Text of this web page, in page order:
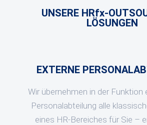
UNSERE HRfx-
LÖSUNGEN
EXTERNE
Wir übernehmen in der Funktion
Personalabteilung alle
eines HR-Bereiches für Sie –